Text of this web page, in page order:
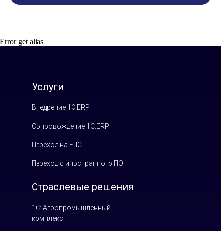
Error get alias
Услуги
Отраслевые решения
1С: Агропромышленный
комплекс
Внедрение 1С:ERP
Сопровождение 1С:ERP
Переход на ЕПС
Переход с иностранного ПО